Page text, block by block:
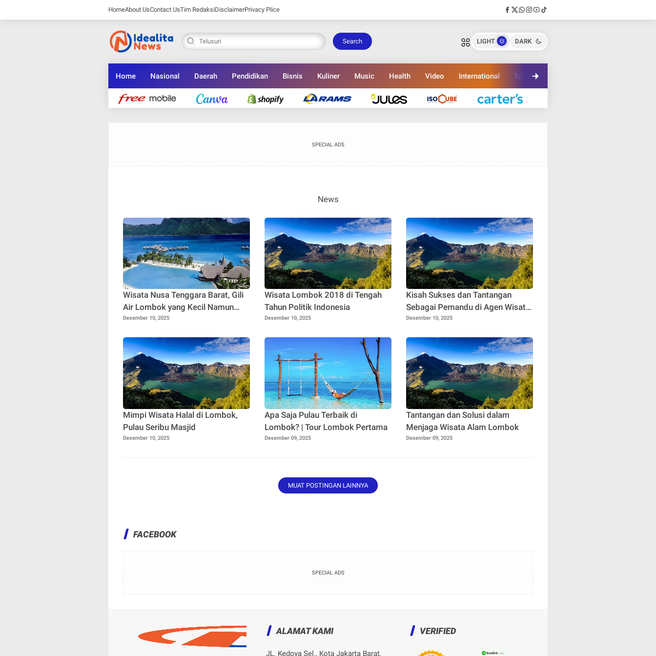
HomeAbout UsContact UsTim RedaksiDisclaimerPrivacy Plice
Search LIGHT DARK
Home Nasional Daerah Pendidikan Bisnis Kuliner Music Health Video International Sport
SPECIAL ADS
News
Wisata Nusa Tenggara Barat, Gili
Air Lombok yang Kecil Namun
Mempesona
Desember 10, 2025
Wisata Lombok 2018 di Tengah
Tahun Politik Indonesia
Desember 10, 2025
Kisah Sukses dan Tantangan
Sebagai Pemandu di Agen Wisata
Lombok
Desember 10, 2025
Mimpi Wisata Halal di Lombok,
Pulau Seribu Masjid
Desember 10, 2025
Apa Saja Pulau Terbaik di
Lombok? | Tour Lombok Pertama
Desember 09, 2025
Tantangan dan Solusi dalam
Menjaga Wisata Alam Lombok
Desember 09, 2025
MUAT POSTINGAN LAINNYA
FACEBOOK
SPECIAL ADS
ALAMAT KAMI
JL. Kedoya Sel., Kota Jakarta Barat,
VERIFIED